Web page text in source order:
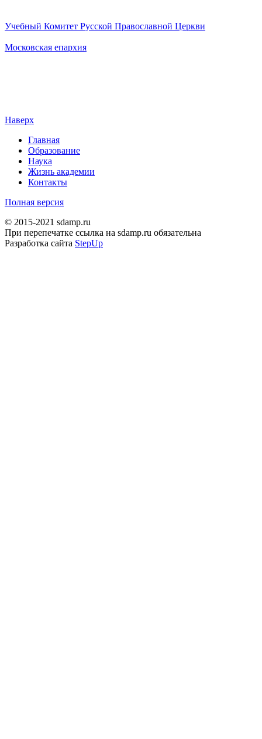
Учебный Комитет Русской Православной Церкви
Московская епархия
Наверх
Главная
Образование
Наука
Жизнь академии
Контакты
Полная версия
© 2015-2021 sdamp.ru
При перепечатке ссылка на sdamp.ru обязательна
Разработка сайта StepUp